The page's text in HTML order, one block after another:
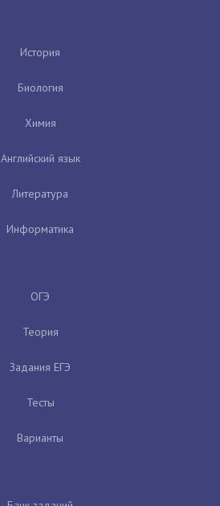
История
Биология
Химия
Английский язык
Литература
Информатика
ОГЭ
Теория
Задания ЕГЭ
Тесты
Варианты